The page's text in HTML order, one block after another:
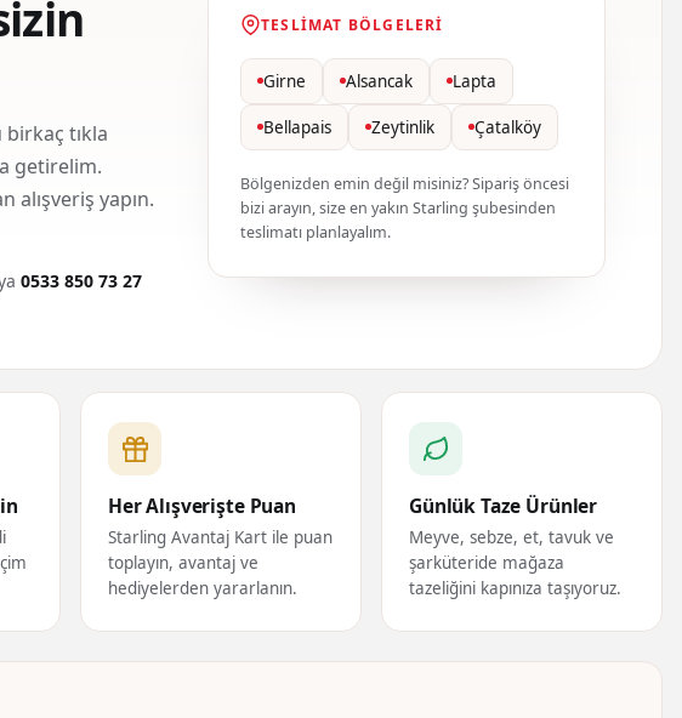
tıkla
getirelim.
alışveriş yapın.
0533 850 73 27
TESLIMAT BÖLGELERI
Girne Alsancak Lapta
Bellapais Zeytinlik Çatalköy
Bölgenizden emin değil misiniz? Sipariş öncesi
bizi arayın, size en yakın Starling şubesinden
teslimatı planlayalım.
Her Alışverişte Puan
Starling Avantaj Kart ile puan
toplayın, avantaj ve
hediyelerden yararlanın.
Günlük Taze Ürünler
Meyve, sebze, et, tavuk ve
şarküteride mağaza
tazeliğini kapınıza taşıyoruz.